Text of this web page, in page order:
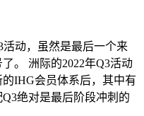
动，虽然是最后一个来
。 洲际的2022年Q3活动
IHG会员体系后，其中有
绝对是最后阶段冲刺的